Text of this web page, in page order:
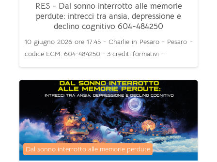
RES - Dal sonno interrotto alle memorie
perdute: intrecci tra ansia, depressione e
declino cognitivo 604-484250
10 giugno 2026 ore 17:45 - Charlie in Pesaro - Pesaro -
codice ECM: 604-484250 - 3 crediti formativi -
Categoria di corsi
Dal sonno interrotto alle memorie perdute